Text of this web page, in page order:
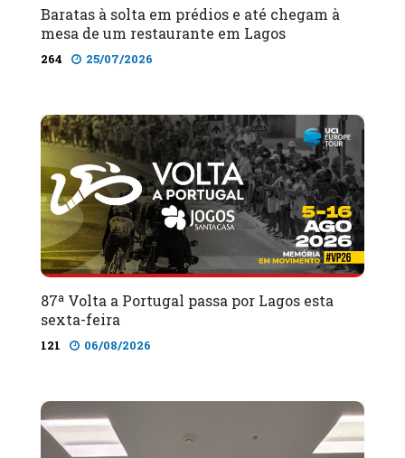
Baratas à solta em prédios e até chegam à
mesa de um restaurante em Lagos
264 25/07/2026
87ª Volta a Portugal passa por Lagos esta
sexta-feira
121 06/08/2026